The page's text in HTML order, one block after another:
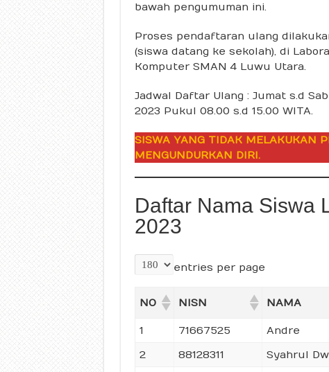
bawah pengumuman ini.
Proses pendaftaran ulang
(siswa datang ke sekolah), di
Komputer SMAN 4 Luwu Utara.
Jadwal Daftar Ulang : Jumat s.d
2023 Pukul 08.00 s.d 15.00 WITA.
SISWA YANG TIDAK MELAKUKAN
MENGUNDURKAN DIRI.
Daftar Nama Siswa
2023
entries per page
NO NISN NAMA
1 71667525 Andre
2
88128311 Syahrul